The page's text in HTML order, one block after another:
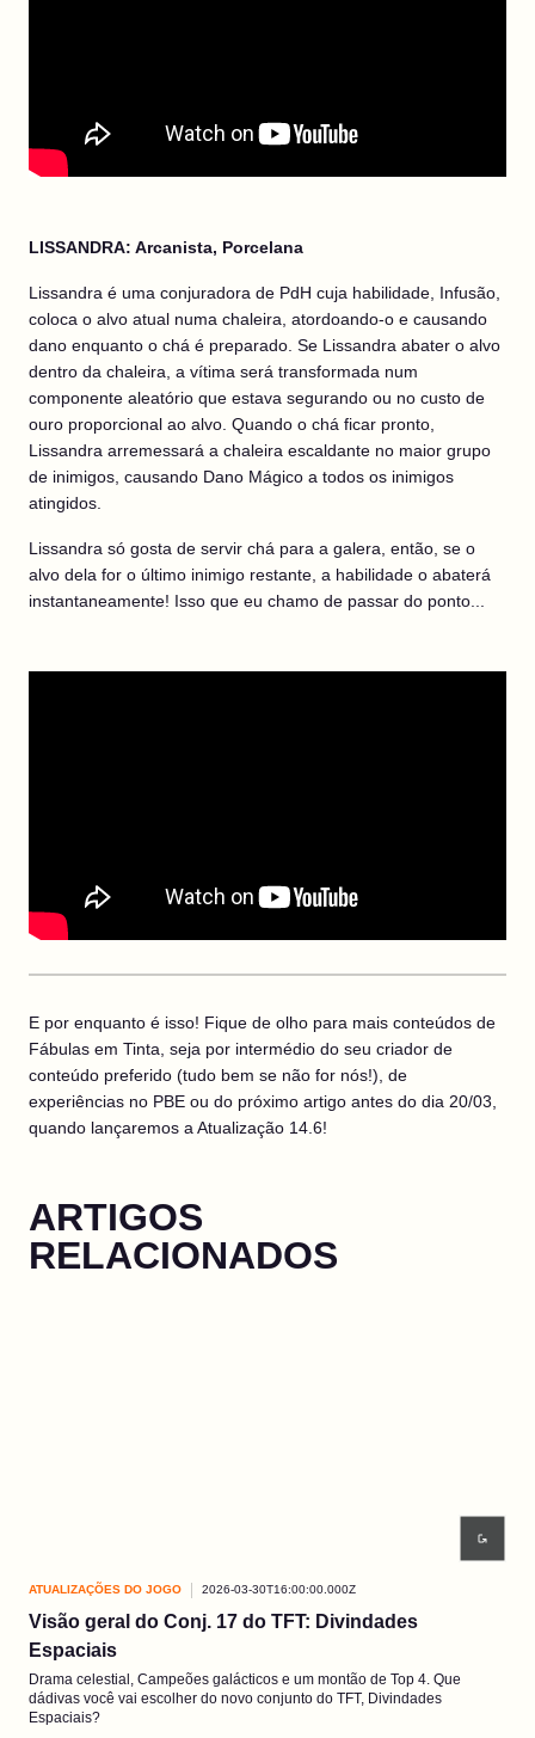
LISSANDRA: Arcanista, Porcelana
Lissandra é uma conjuradora de PdH cuja habilidade, Infusão,
coloca o alvo atual numa chaleira, atordoando-o e causando
dano enquanto o chá é preparado. Se Lissandra abater o alvo
dentro da chaleira, a vítima será transformada num
componente aleatório que estava segurando ou no custo de
ouro proporcional ao alvo. Quando o chá ficar pronto,
Lissandra arremessará a chaleira escaldante no maior grupo
de inimigos, causando Dano Mágico a todos os inimigos
atingidos.
Lissandra só gosta de servir chá para a galera, então, se o
alvo dela for o último inimigo restante, a habilidade o abaterá
instantaneamente! Isso que eu chamo de passar do ponto...
E por enquanto é isso! Fique de olho para mais conteúdos de
Fábulas em Tinta, seja por intermédio do seu criador de
conteúdo preferido (tudo bem se não for nós!), de
experiências no PBE ou do próximo artigo antes do dia 20/03,
quando lançaremos a Atualização 14.6!
ARTIGOS
RELACIONADOS
ATUALIZAÇÕES DO JOGO 2026-03-30T16:00:00.000Z
Visão geral do Conj. 17 do TFT: Divindades
Espaciais
Drama celestial, Campeões galácticos e um montão de Top 4. Que
dádivas você vai escolher do novo conjunto do TFT, Divindades
Espaciais?